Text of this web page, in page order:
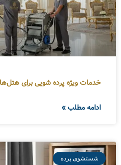
خدمات ویژه پرده شویی برای هتل‌ها
ادامه مطلب »
شستشوی پرده